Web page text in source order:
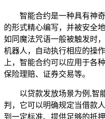
智能合约是一种具有神
的形式精心编写，并被安全
如同魔法咒语一般被触发时
机器人，自动执行相应的操
上，智能合约可以应用于各
保险理赔、证券交易等。
以贷款发放场景为例,智
判，它可以明确规定当借款
到一定标准、提供足够的抵